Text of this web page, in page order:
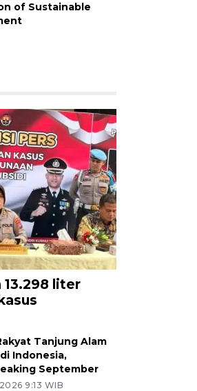
of Sustainable
13.298 liter
Tanjung Alam
Indonesia,
September
9:13 WIB